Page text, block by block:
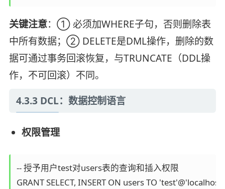
关键注意：① 必须加WHERE子句，否则删除表
中所有数据；② DELETE是DML操作，删除的数
据可通过事务回滚恢复，与TRUNCATE（DDL操
作，不可回滚）不同。
4.3.3 DCL：数据控制语言
权限管理
-- 授予用户test对users表的查询和插入权限
GRANT SELECT, INSERT ON users TO